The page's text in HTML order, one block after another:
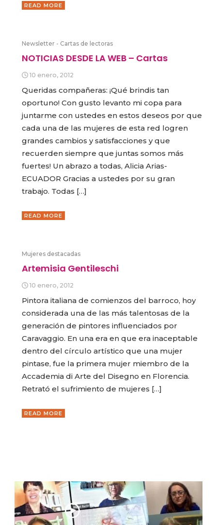
READ MORE
Newsletter - Cartas de lectoras
NOTICIAS DESDE LA WEB – Cartas
10 enero, 2012
Queridas compañeras: ¡Qué brindis tan
oportuno! Con gusto levanto mi copa para
juntarme con ustedes en estos deseos por que
cada una de las mujeres de esta red logren
grandes cambios y satisfacciones y que
recuerden siempre que juntas somos más
fuertes! Un abrazo a todas, Alicia Arias-
ECUADOR Gracias a ustedes por su gran
trabajo. Todas […]
READ MORE
Mujeres destacadas
Artemisia Gentileschi
10 enero, 2012
Pintora italiana de comienzos del barroco, hoy
considerada una de las más talentosas de la
generación de pintores influenciados por
Caravaggio. En una era en que era inaceptable
dentro del círculo artístico que una mujer
pintase, fue la primera mujer miembro de la
Accademia di Arte del Disegno en Florencia.
Retrató el sufrimiento de mujeres […]
READ MORE